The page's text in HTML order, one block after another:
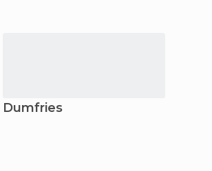
Dumfries